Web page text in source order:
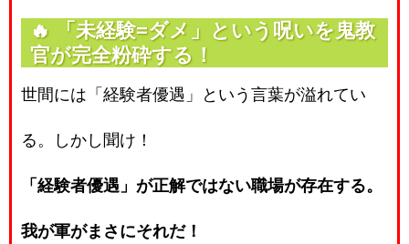
🔥
「未経験=ダメ」という呪いを鬼教
官が完全粉砕する！
世間には「経験者優遇」という言葉が溢れてい
る。しかし聞け！
「経験者優遇」が正解ではない職場が存在する。
我が軍がまさにそれだ！